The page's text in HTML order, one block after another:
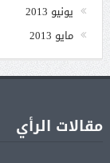
يونيو 2013
مايو 2013
مقالات الرأي